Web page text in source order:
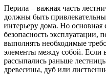
Перила – важная часть
должны быть
интерьеру дома. Но
безопасность эксплуатации,
выполнять необходимые
элементы между собой. Если
рассыпались раньше
древесины, дуб или